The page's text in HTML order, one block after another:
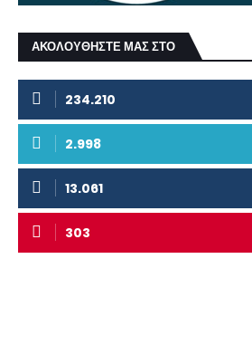
ΑΚΟΛΟΥΘΗΣΤΕ ΜΑΣ ΣΤΟ
234.210
2.998
13.061
303